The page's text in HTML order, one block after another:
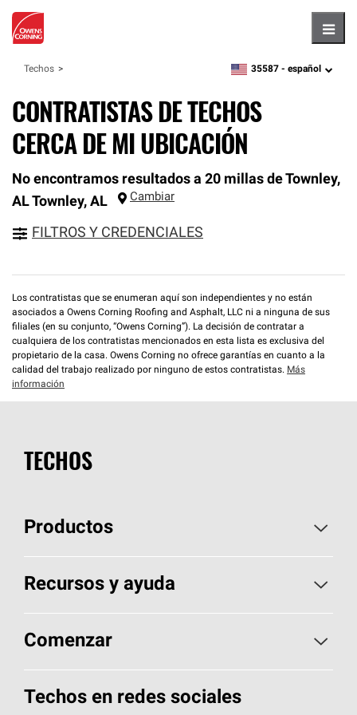
Techos zipcode,language
35587 - español
CONTRATISTAS DE TECHOS
CERCA DE MI UBICACIÓN
No encontramos resultados a 20 millas de Townley,
ALTownley, AL Cambiar
FILTROS Y CREDENCIALES
Los contratistas que se enumeran aquí son independientes y no están
asociados a Owens Corning Roofing and Asphalt, LLC ni a ninguna de sus
filiales (en su conjunto, “Owens Corning”). La decisión de contratar a
cualquiera de los contratistas mencionados en esta lista es exclusiva del
propietario de la casa. Owens Corning no ofrece garantías en cuanto a la
calidad del trabajo realizado por ninguno de estos contratistas. Más
información
TECHOS
Productos
Elija sus tejas
Encuentre un contratista
Componentes para techos
Recursos y ayuda
Aspectos básicos sobre techos
Herramientas de diseño y color
Comenzar
Llame al 1-800-GET-PINK®
Techos en redes sociales